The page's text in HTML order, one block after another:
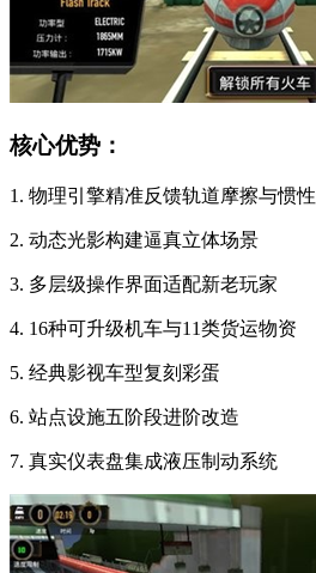
核心优势：
1. 物理引擎精准反馈轨道摩擦与惯性
2. 动态光影构建逼真立体场景
3. 多层级操作界面适配新老玩家
4. 16种可升级机车与11类货运物资
5. 经典影视车型复刻彩蛋
6. 站点设施五阶段进阶改造
7. 真实仪表盘集成液压制动系统